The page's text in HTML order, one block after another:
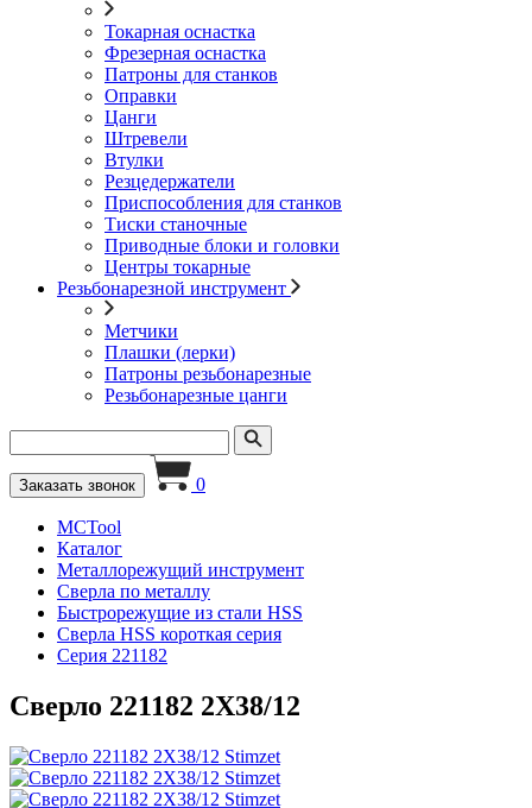
Токарная оснастка
Фрезерная оснастка
Патроны для станков
Оправки
Цанги
Штревели
Втулки
Резцедержатели
Приспособления для станков
Тиски станочные
Приводные блоки и головки
Центры токарные
Резьбонарезной инструмент
Метчики
Плашки (лерки)
Патроны резьбонарезные
Резьбонарезные цанги
Заказать звонок 0
MCTool
Каталог
Металлорежущий инструмент
Сверла по металлу
Быстрорежущие из стали HSS
Сверла HSS короткая серия
Серия 221182
Сверло 221182 2X38/12